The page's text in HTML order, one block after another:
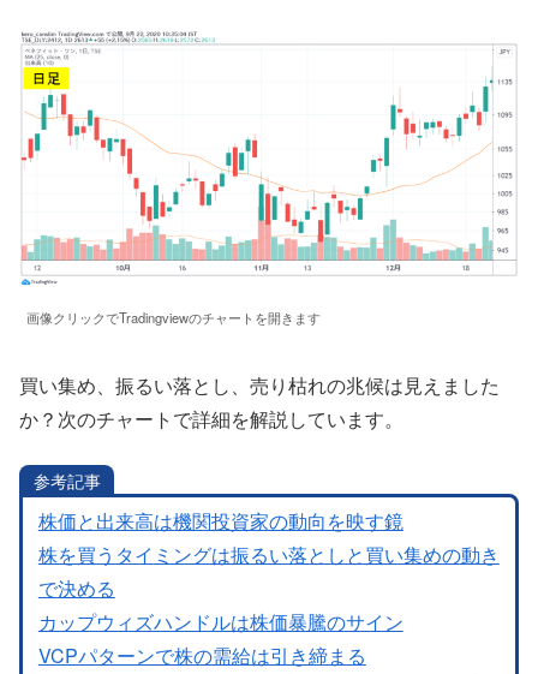
画像クリックでTradingviewのチャートを開きます
買い集め、振るい落とし、売り枯れの兆候は見えました
か？次のチャートで詳細を解説しています。
参考記事
株価と出来高は機関投資家の動向を映す鏡
株を買うタイ ミングは振るい落としと買い集めの動き
で決める
カップウィズハンドルは株価暴騰のサイン
VCPパターンで株の需給は引き締まる